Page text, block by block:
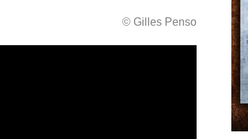
© Gilles Penso